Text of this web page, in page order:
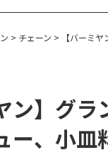
> チェーン > 【バーミ
ン】グ
ー、小皿